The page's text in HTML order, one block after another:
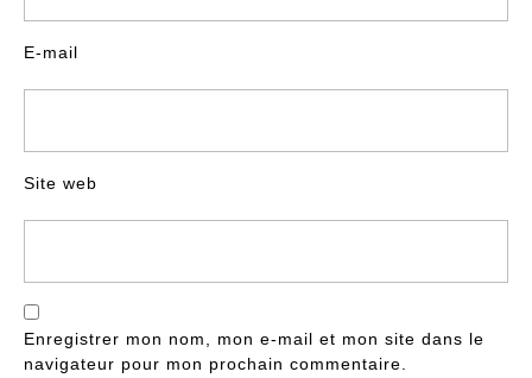
E-mail
Site web
Enregistrer mon nom, mon e-mail et mon site dans le
navigateur pour mon prochain commentaire.